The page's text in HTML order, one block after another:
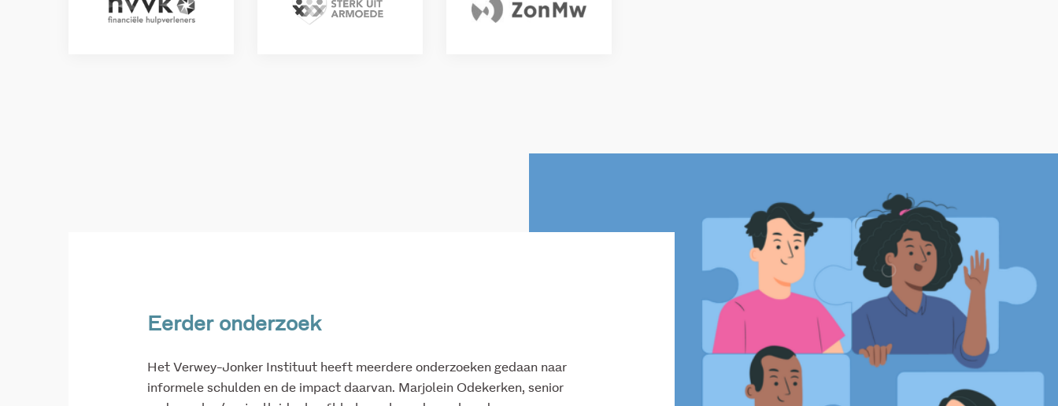
Eerder onderzoek
Het Verwey-Jonker Instituut heeft meerdere onderzoeken gedaan naar
informele schulden en de impact daarvan. Marjolein Odekerken, senior